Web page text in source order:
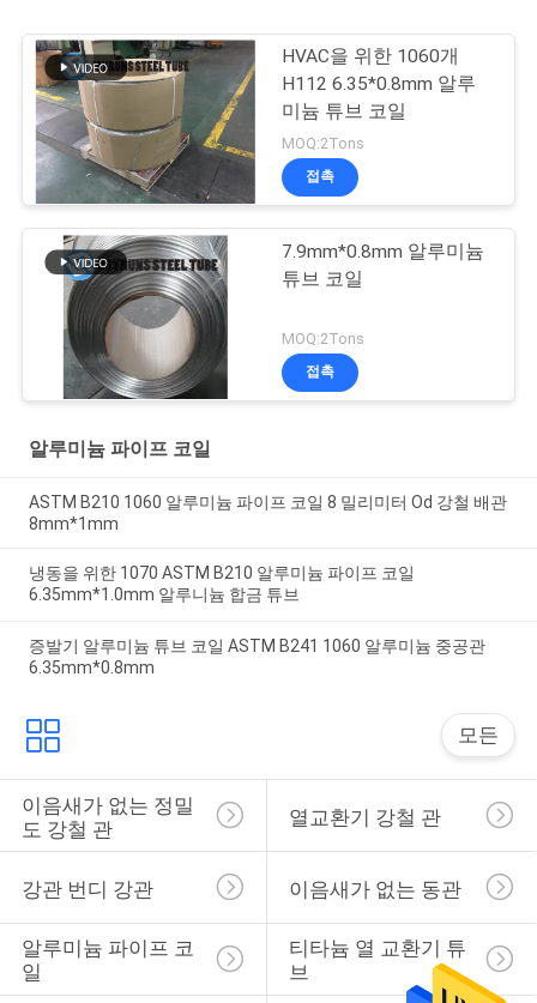
HVAC을 위한 1060개
H112 6.35*0.8mm 알루
미늄 튜브 코일
MOQ:2Tons
접촉
7.9mm*0.8mm 알루미늄
튜브 코일
MOQ:2Tons
접촉
알루미늄 파이프 코일
ASTM B210 1060 알루미늄 파이프 코일 8 밀리미터 Od 강철 배관
8mm*1mm
냉동을 위한 1070 ASTM B210 알루미늄 파이프 코일
6.35mm*1.0mm 알루니늄 합금 튜브
증발기 알루미늄 튜브 코일 ASTM B241 1060 알루미늄 중공관
6.35mm*0.8mm
모든
이음새가 없는 정밀
도 강철 관
열교환기 강철 관
강관 번디 강관 이음새가 없는 동관
알루미늄 파이프 코
일
티타늄 열 교환기 튜
브